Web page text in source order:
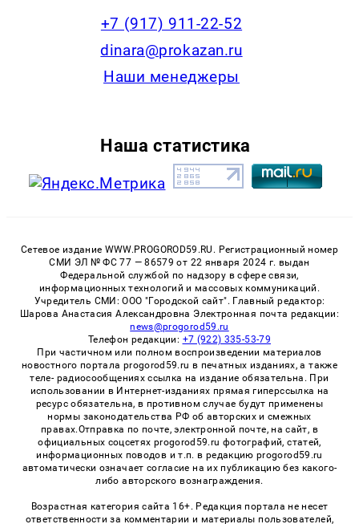
+7 (917) 911-22-52
dinara@prokazan.ru
Наши менеджеры
Наша статистика
Сетевое издание WWW.PROGOROD59.RU. Регистрационный номер
СМИ ЭЛ № ФС 77 — 86579 от 22 января 2024 г. выдан
Федеральной службой по надзору в сфере связи,
информационных технологий и массовых коммуникаций.
Учредитель СМИ: ООО "Городской сайт". Главный редактор:
Шарова Анастасия Александровна Электронная почта редакции:
news@progorod59.ru
Телефон редакции: +7 (922) 335-53-79
При частичном или полном воспроизведении материалов
новостного портала progorod59.ru в печатных изданиях, а также
теле- радиосообщениях ссылка на издание обязательна. При
использовании в Интернет-изданиях прямая гиперссылка на
ресурс обязательна, в противном случае будут применены
нормы законодательства РФ об авторских и смежных
правах.Отправка по почте, электронной почте, на сайт, в
официальных соцсетях progorod59.ru фотографий, статей,
информационных поводов и т.п. в редакцию progorod59.ru
автоматически означает согласие на их публикацию без какого-
либо авторского вознаграждения.
Возрастная категория сайта 16+. Редакция портала не несет
ответственности за комментарии и материалы пользователей,